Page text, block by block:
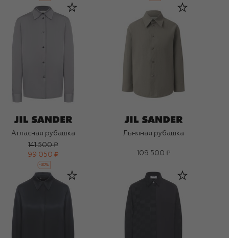
Атласная рубашка
141 500 ₽
99 050 ₽
-30%
Льняная рубашка
109 500 ₽